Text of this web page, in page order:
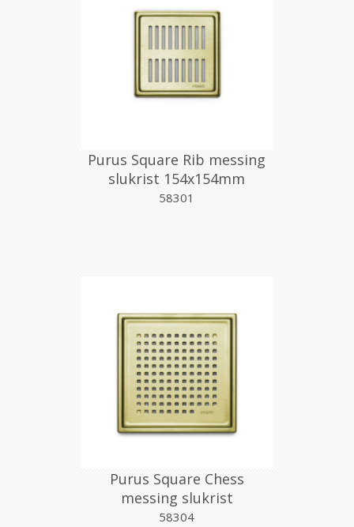
Purus Square Rib messing
slukrist 154x154mm
58301
Purus Square Chess
messing slukrist
197x197mm
58304